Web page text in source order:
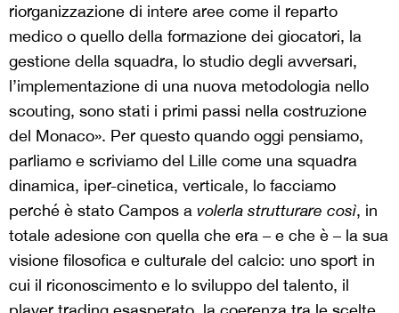
riorganizzazione di intere aree come il reparto
medico o quello della formazione dei giocatori, la
gestione della squadra, lo studio degli avversari,
l’implementazione di una nuova metodologia nello
scouting, sono stati i primi passi nella costruzione
del Monaco». Per questo quando oggi pensiamo,
parliamo e scriviamo del Lille come una squadra
dinamica, iper-cinetica, verticale, lo facciamo
perché è stato Campos a volerla strutturare così, in
totale adesione con quella che era – e che è – la sua
visione filosofica e culturale del calcio: uno sport in
cui il riconoscimento e lo sviluppo del talento, il